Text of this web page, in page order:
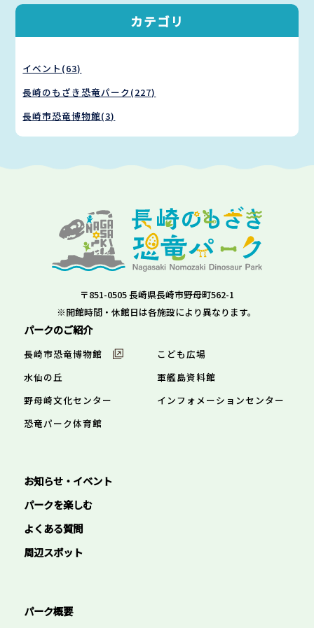
カテゴリ
イベント(63)
長崎のもざき恐竜パーク(227)
長崎市恐竜博物館(3)
〒851-0505 長崎県長崎市野母町562-1
※開館時間・休館日は各施設により異なります。
パークのご紹介
長崎市恐竜博物館
こども広場
水仙の丘
軍艦島資料館
野母崎文化センター
インフォメーションセンター
恐竜パーク体育館
お知らせ・イベント
パークを楽しむ
よくある質問
周辺スポット
パーク概要